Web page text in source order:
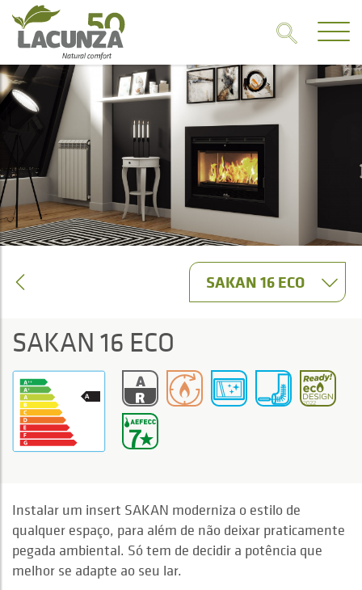
SAKAN 16 ECO
SAKAN 16 ECO
Instalar um insert SAKAN moderniza o estilo de
qualquer espaço, para além de não deixar praticamente
pegada ambiental. Só tem de decidir a potência que
melhor se adapte ao seu lar.